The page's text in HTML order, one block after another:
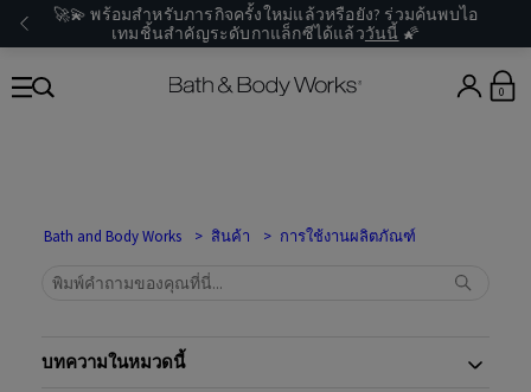
🚀💫 พร้อมสำหรับภารกิจครั้งใหม่แล้วหรือยัง? ร่วมค้นพบไอ
เทมชิ้นสำคัญระดับกาแล็กซีได้แล้ววันนี้ 🌠
0
Bath and Body Works สินค้า การใช้งานผลิตภัณฑ์
บทความในหมวดนี้